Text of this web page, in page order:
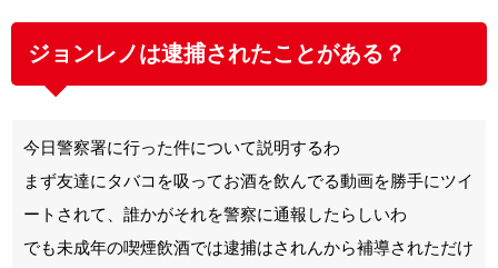
ジョンレノは逮捕されたことがある？
今日警察署に行った件について説明するわ
まず友達にタバコを吸ってお酒を飲んでる動画を勝手にツイ
ートされて、誰かがそれを警察に通報したらしいわ
でも未成年の喫煙飲酒では逮捕はされんから補導されただけ